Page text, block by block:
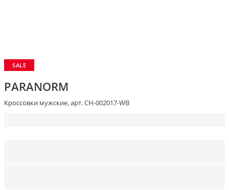
SALE
PARANORM
Кроссовки мужские, арт. CH-002017-WB